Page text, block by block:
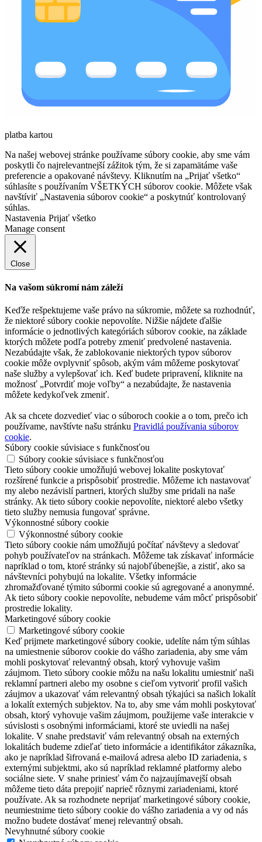
platba kartou
Na našej webovej stránke používame súbory cookie, aby sme vám
poskytli čo najrelevantnejší zážitok tým, že si zapamätáme vaše
preferencie a opakované návštevy. Kliknutím na „Prijať všetko“
súhlasíte s používaním VŠETKÝCH súborov cookie. Môžete však
navštíviť „Nastavenia súborov cookie“ a poskytnúť kontrolovaný
súhlas.
Nastavenia Prijať všetko
Manage consent
Close
Na vašom súkromí nám záleží
Keďže rešpektujeme vaše právo na súkromie, môžete sa rozhodnúť,
že niektoré súbory cookie nepovolíte. Nižšie nájdete ďalšie
informácie o jednotlivých kategóriách súborov cookie, na základe
ktorých môžete podľa potreby zmeniť predvolené nastavenia.
Nezabúdajte však, že zablokovanie niektorých typov súborov
cookie môže ovplyvniť spôsob, akým vám môžeme poskytovať
naše služby a vylepšovať ich. Keď budete pripravení, kliknite na
možnosť „Potvrdiť moje voľby“ a nezabúdajte, že nastavenia
môžete kedykoľvek zmeniť.
Ak sa chcete dozvedieť viac o súboroch cookie a o tom, prečo ich
používame, navštívte našu stránku Pravidlá používania súborov
cookie.
Súbory cookie súvisiace s funkčnosťou
Súbory cookie súvisiace s funkčnosťou
Tieto súbory cookie umožňujú webovej lokalite poskytovať
rozšírené funkcie a prispôsobiť prostredie. Môžeme ich nastavovať
my alebo nezávislí partneri, ktorých služby sme pridali na naše
stránky. Ak tieto súbory cookie nepovolíte, niektoré alebo všetky
tieto služby nemusia fungovať správne.
Výkonnostné súbory cookie
Výkonnostné súbory cookie
Tieto súbory cookie nám umožňujú počítať návštevy a sledovať
pohyb používateľov na stránkach. Môžeme tak získavať informácie
napríklad o tom, ktoré stránky sú najobľúbenejšie, a zistiť, ako sa
návštevníci pohybujú na lokalite. Všetky informácie
zhromažďované týmito súbormi cookie sú agregované a anonymné.
Ak tieto súbory cookie nepovolíte, nebudeme vám môcť prispôsobiť
prostredie lokality.
Marketingové súbory cookie
Marketingové súbory cookie
Keď prijmete marketingové súbory cookie, udelíte nám tým súhlas
na umiestnenie súborov cookie do vášho zariadenia, aby sme vám
mohli poskytovať relevantný obsah, ktorý vyhovuje vašim
záujmom. Tieto súbory cookie môžu na našu lokalitu umiestniť naši
reklamní partneri alebo my osobne s cieľom vytvoriť profil vašich
záujmov a ukazovať vám relevantný obsah týkajúci sa našich lokalít
a lokalít externých subjektov. Na to, aby sme vám mohli poskytovať
obsah, ktorý vyhovuje vašim záujmom, použijeme vaše interakcie v
súvislosti s osobnými informáciami, ktoré ste uviedli na našej
lokalite. V snahe predstaviť vám relevantný obsah na externých
lokalitách budeme zdieľať tieto informácie a identifikátor zákazníka,
ako je napríklad šifrovaná e-mailová adresa alebo ID zariadenia, s
externými subjektmi, ako sú napríklad reklamné platformy alebo
sociálne siete. V snahe priniesť vám čo najzaujímavejší obsah
môžeme tieto dáta prepojiť naprieč rôznymi zariadeniami, ktoré
používate. Ak sa rozhodnete neprijať marketingové súbory cookie,
neumiestnime tieto súbory cookie do vášho zariadenia a vy od nás
možno budete dostávať menej relevantný obsah.
Nevyhnutné súbory cookie